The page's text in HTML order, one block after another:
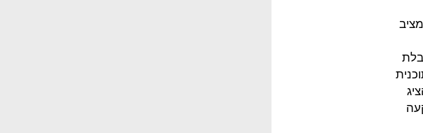
להציג